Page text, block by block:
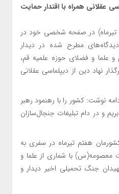
عقلانی همراه با اقتدار حمایت
در صفحه شخصی خود در
مطرح شده در دیدار
علما و فضلای حوزه علمیه قم،
نهاد دین از دیپلماسی عقلانی
نوشت: کشور را با رهنمود رهبر
و در دام تبلیغات جنجال‌سازان
هفتم تیرماه در سفری به
با شماری از علما و
جنگ تحمیلی اخیر دیدار و